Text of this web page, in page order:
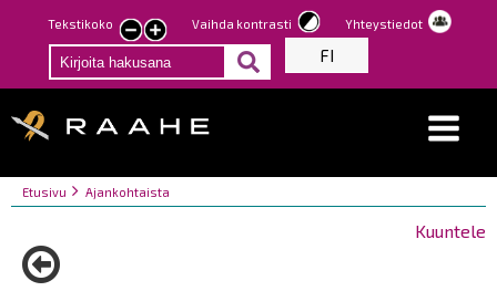
Hyppää
pääsisältöön
Tekstikoko
Pienennä
tekstin
kokoa
Suurenna
tekstin
kokoa
Vaihda kontrasti Yhteystiedot
FI
Breadcrumbs
You
here:
Etusivu Ajankohtaista
Kuuntele